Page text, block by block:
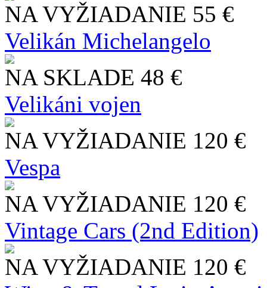
NA VYŽIADANIE 55 €
Velikán Michelangelo
NA SKLADE 48 €
Velikáni vojen
NA VYŽIADANIE 120 €
Vespa
NA VYŽIADANIE 120 €
Vintage Cars (2nd Edition)
NA VYŽIADANIE 120 €